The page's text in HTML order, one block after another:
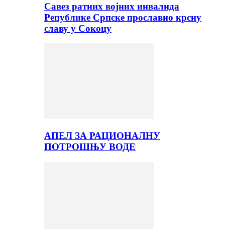
Савез ратних војних инвалида
Републике Српске прославио крсну
славу у Сокоцу
АПЕЛ ЗА РАЦИОНАЛНУ
ПОТРОШЊУ ВОДЕ